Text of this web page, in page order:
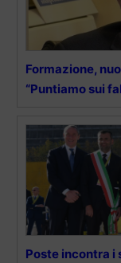
Formazione,
“Puntiamo sui
Poste incontra i